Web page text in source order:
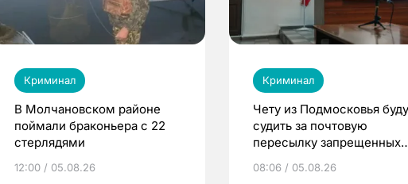
Криминал
В Молчановском районе
поймали браконьера с 22
стерлядями
12:00 / 05.08.26
Криминал
Чету из Подмосковья
судить за почтовую
пересылку запрещенных
08:06 / 05.08.26